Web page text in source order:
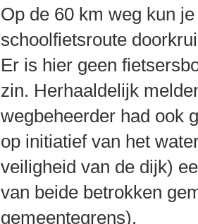
Op de 60 km weg kun
schoolfietsroute
Er is hier geen
zin. Herhaaldelijk
wegbeheerder had ook
op initiatief van het
veiligheid van de dijk)
van beide betrokken
gemeentegrens).